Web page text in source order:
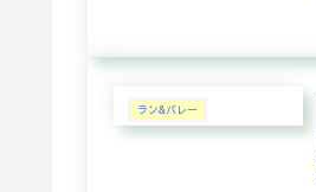
ラン&バレー